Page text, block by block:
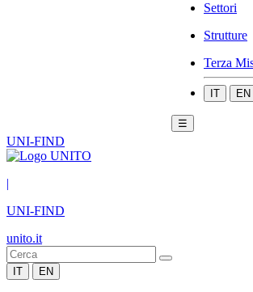
Settori
Strutture
Terza
IT EN
☰
UNI-FIND
|
UNI-FIND
unito.it
IT EN